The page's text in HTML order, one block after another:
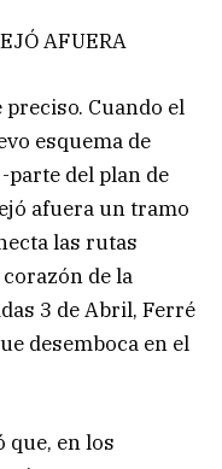
AFUERA
Cuando el
esquema de
parte del plan de
afuera un tramo
las rutas
de la
3 de Abril, Ferré
desemboca en el
que, en los